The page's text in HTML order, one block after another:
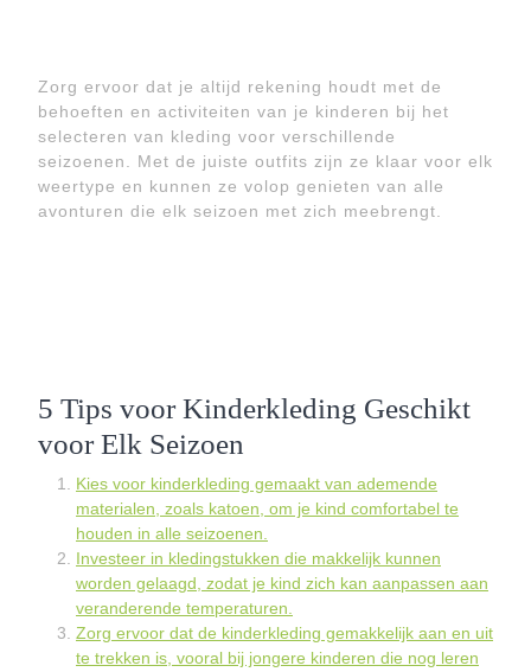
Zorg ervoor dat je altijd rekening houdt met de
behoeften en activiteiten van je kinderen bij het
selecteren van kleding voor verschillende
seizoenen. Met de juiste outfits zijn ze klaar voor elk
weertype en kunnen ze volop genieten van alle
avonturen die elk seizoen met zich meebrengt.
5 Tips voor Kinderkleding Geschikt
voor Elk Seizoen
Kies voor kinderkleding gemaakt van ademende
materialen, zoals katoen, om je kind comfortabel te
houden in alle seizoenen.
Investeer in kledingstukken die makkelijk kunnen
worden gelaagd, zodat je kind zich kan aanpassen aan
veranderende temperaturen.
Zorg ervoor dat de kinderkleding gemakkelijk aan en uit
te trekken is, vooral bij jongere kinderen die nog leren